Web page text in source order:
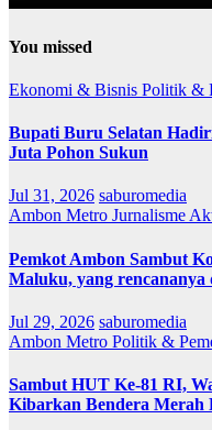
You missed
Ekonomi & Bisnis Politik &
Bupati Buru Selatan
Juta Pohon Sukun
Jul 31, 2026 saburomedia
Ambon Metro Jurnalisme
Pemkot Ambon Sambut
Maluku, yang
Jul 29, 2026 saburomedia
Ambon Metro Politik &
Sambut HUT Ke-81 RI,
Kibarkan Bendera Merah